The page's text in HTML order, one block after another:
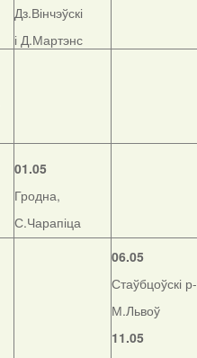
Дз.Вінчэўскі
і Д.Мартэнс
01.05
Гродна,
С.Чарапіца
06.05
Стаўбцоўскі
М.Львоў
11.05